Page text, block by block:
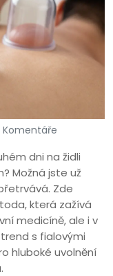
Komentáře
dni na židli
Možná jste už
Zde
která zažívá
medicíně, ale i v
s fialovými
hluboké uvolnění